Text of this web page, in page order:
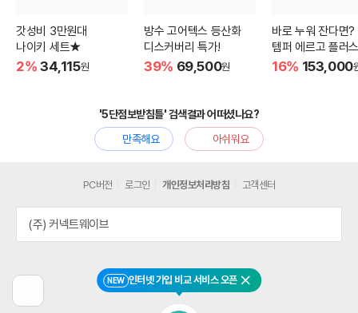
갓성비 3만원대
나이키 세트★
2% 34,115원
방수 고어텍스 등산화
디스커버리 특가!
39% 69,500원
바로 누워 잔다면?
템퍼 에르고 플러
16% 153,000
'5단점보받침틀' 검색결과 어떠셨나요?
만족해요
아쉬워요
전
NEW 인터넷 가입 비교 서비스 오픈 닫기
PC버전 로그인 개인정보처리방침 고객센터
(주) 커넥트웨이브